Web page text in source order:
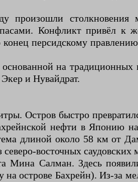
произошли
Конфликт привёл к
персидскому
на
и Нувайдрат.
Остров быстро
нефти в Японию
длиной около 58 км от
восточных саудовских
Мина Салман. Здесь
острове Бахрейн). Из-за